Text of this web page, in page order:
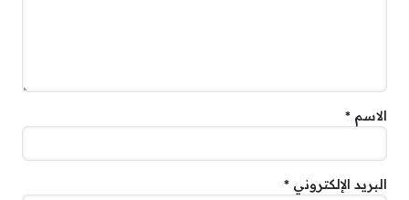
الاسم *
البريد الإلكتروني *